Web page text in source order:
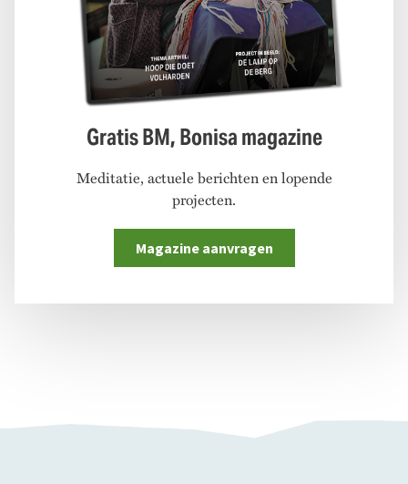
Gratis BM, Bonisa magazine
Meditatie, actuele berichten en lopende
projecten.
Magazine aanvragen